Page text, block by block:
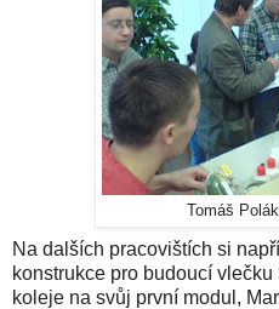
Tomáš
Na dalších pracovištích si
konstrukce pro budoucí
koleje na svůj první modul,